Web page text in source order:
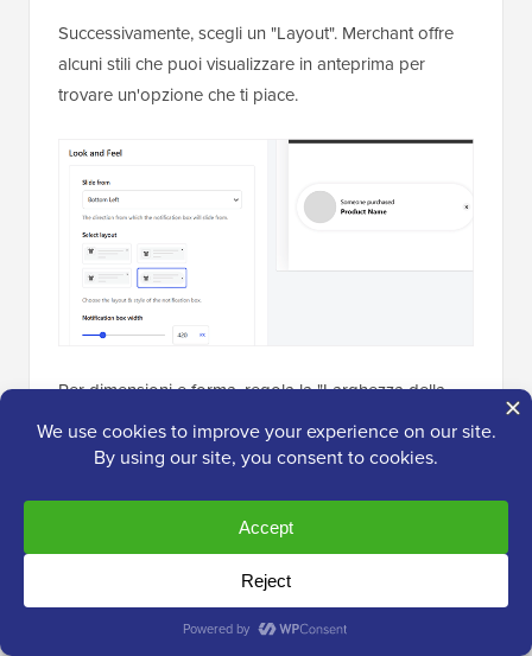
Successivamente, scegli un "Layout". Merchant offre
alcuni stili che puoi visualizzare in anteprima per
trovare un'opzione che ti piace.
Per dimensioni e forma, regola la "Larghezza della
casella di notifica". Consiglio di attenersi a 420px, che
appare equilibrato sul desktop.
la casella che per le immagini del prodotto. Gli angoli
arrotondati danno un'atmosfera amichevole, mentre i
bordi netti sembrano puliti e moderni.